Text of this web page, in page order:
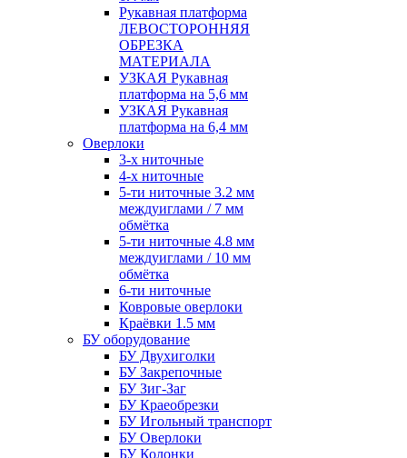
Рукавная платформа
ЛЕВОСТОРОННЯЯ
ОБРЕЗКА
МАТЕРИАЛА
УЗКАЯ Рукавная
платформа на 5,6 мм
УЗКАЯ Рукавная
платформа на 6,4 мм
Оверлоки
3-х ниточные
4-х ниточные
5-ти ниточные 3.2 мм
междуиглами / 7 мм
обмётка
5-ти ниточные 4.8 мм
междуиглами / 10 мм
обмётка
6-ти ниточные
Ковровые оверлоки
Краёвки 1.5 мм
БУ оборудование
БУ Двухиголки
БУ Закрепочные
БУ Зиг-Заг
БУ Краеобрезки
БУ Игольный транспорт
БУ Оверлоки
БУ Колонки